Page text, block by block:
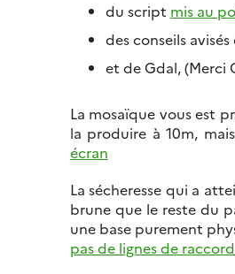
du script mis au
des conseils
et de Gdal, (Merci
La mosaïque vous est
la produire à 10m,
écran
La sécheresse qui a
brune que le reste du
une base purement
pas de lignes de raccord